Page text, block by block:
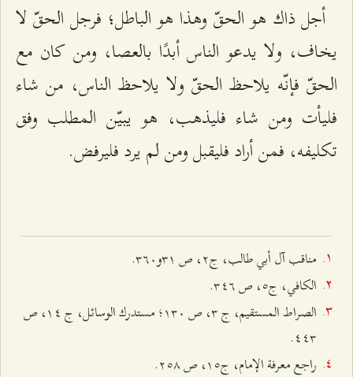
أجل ذاك هو الحقّ وهذا هو الباطل؛ فرجل الحقّ لا
يخاف، ولا يدعو الناس أبدًا بالعصا، ومن كان مع
الحقّ فإنّه يلاحظ الحقّ ولا يلاحظ الناس، من شاء
فليأت ومن شاء فليذهب، هو يبيّن المطلب وفق
تكليفه، فمن أراد فليقبل ومن لم يرد فليرفض.
مناقب آل أبي طالب، ج٢، ص ٣۱و٣٦۰.
الكافي، ج٥، ص ٣٤٦
.
الصراط المستقيم، ج ٣، ص ١٣٠؛ مستدرك الوسائل، ج ١٤، ص
٤٤٣.
راجع معرفة الإمام، ج۱٥، ص ٢٥۸.